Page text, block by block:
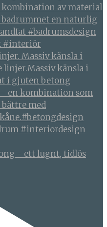
Massiv känsla i
- ett lugnt, tidlös